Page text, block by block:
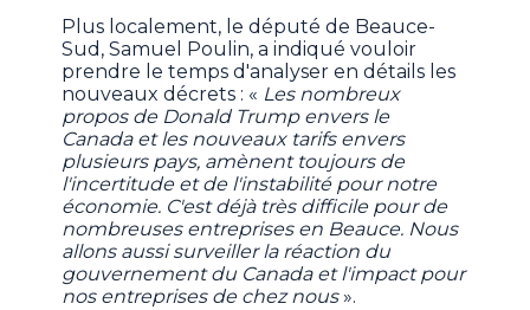
Plus localement, le député de Beauce-
Sud, Samuel Poulin, a indiqué vouloir
prendre le temps d'analyser en détails les
nouveaux décrets : « Les nombreux
propos de Donald Trump envers le
Canada et les nouveaux tarifs envers
plusieurs pays, amènent toujours de
l'incertitude et de l'instabilité pour notre
économie. C'est déjà très difficile pour de
nombreuses entreprises en Beauce. Nous
allons aussi surveiller la réaction du
gouvernement du Canada et l'impact pour
nos entreprises de chez nous».